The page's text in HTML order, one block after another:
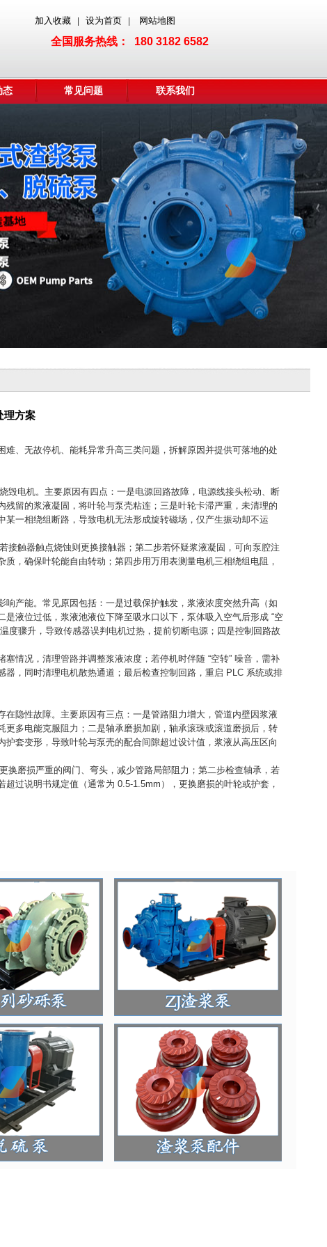
加入收藏 设为首页 网站地图
全国服务热线： 180 3182 6582
态 常见问题 联系我们
理方案
、无故停机、能耗异常升高三类问题，拆解原因并提供可落地的处
毁电机。主要原因有四点：一是电源回路故障，电源线接头松动、断
留的浆液凝固，将叶轮与泵壳粘连；三是叶轮卡滞严重，未清理的
一相绕组断路，导致电机无法形成旋转磁场，仅产生振动却不运
接触器触点烧蚀则更换接触器；第二步若怀疑浆液凝固，可向泵腔注
，确保叶轮能自由转动；第四步用万用表测量电机三相绕组电阻，
产能。常见原因包括：一是过载保护触发，浆液浓度突然升高（如
液位过低，浆液池液位下降至吸水口以下，泵体吸入空气后形成 “空
度骤升，导致传感器误判电机过热，提前切断电源；四是控制回路故
情况，清理管路并调整浆液浓度；若停机时伴随 “空转” 噪音，需补
，同时清理电机散热通道；最后检查控制回路，重启 PLC 系统或排
隐性故障。主要原因有三点：一是管路阻力增大，管道内壁因浆液
多电能克服阻力；二是轴承磨损加剧，轴承滚珠或滚道磨损后，转
套变形，导致叶轮与泵壳的配合间隙超过设计值，浆液从高压区向
换磨损严重的阀门、弯头，减少管路局部阻力；第二步检查轴承，若
过说明书规定值（通常为 0.5-1.5mm），更换磨损的叶轮或护套，